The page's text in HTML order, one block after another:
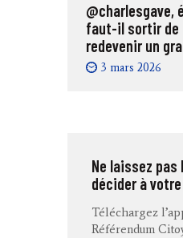
@charlesgave,
faut-il sortir de
redevenir un
3 mars 2026
Ne laissez
décider à
Téléchargez
Référendum